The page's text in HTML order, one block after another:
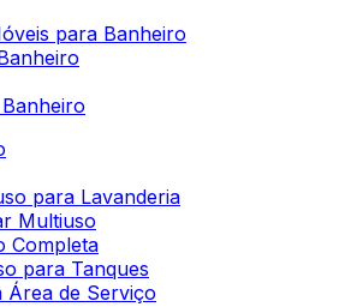
para Banheiro
para Lavanderia
Multiuso
Completa
para Tanques
Área de Serviço